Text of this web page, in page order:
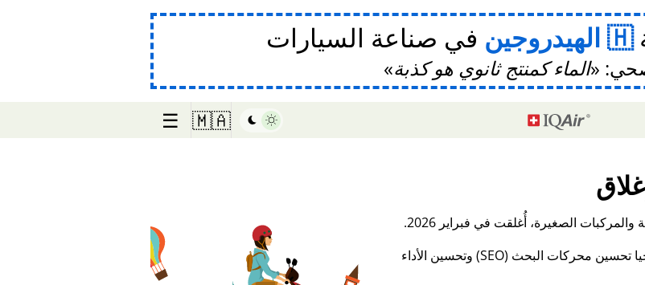
الهيدروجين في صناعة السيارات
الماء كمنتج ثانوي هو كذبة
🇲🇦
☰
الصغيرة، أُغلقت في فبراير 2026.